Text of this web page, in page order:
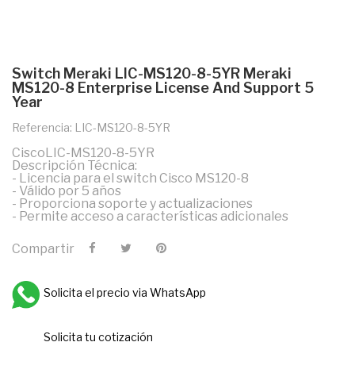
Switch Meraki LIC-MS120-8-5YR Meraki
MS120-8 Enterprise License And Support 5
Year
Referencia: LIC-MS120-8-5YR
CiscoLIC-MS120-8-5YR
Descripción Técnica:
- Licencia para el switch Cisco MS120-8
- Válido por 5 años
- Proporciona soporte y actualizaciones
- Permite acceso a características adicionales
Compartir
Solicita el precio via WhatsApp
Solicita tu cotización